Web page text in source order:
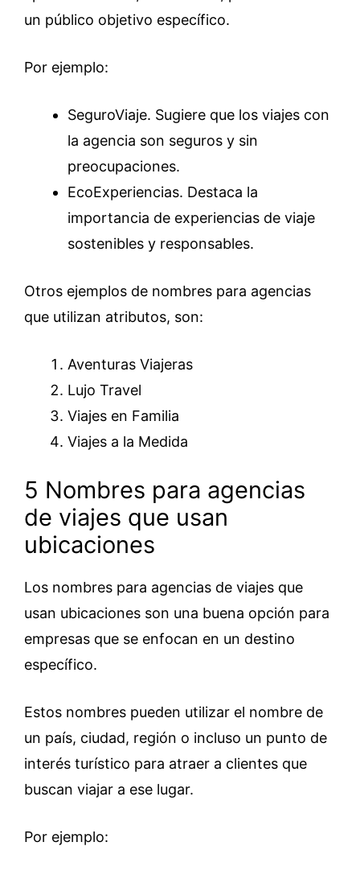
un público objetivo específico.
Por ejemplo:
SeguroViaje. Sugiere que los viajes con
la agencia son seguros y sin
preocupaciones.
EcoExperiencias. Destaca la
importancia de experiencias de viaje
sostenibles y responsables.
Otros ejemplos de nombres para agencias
que utilizan atributos, son:
Aventuras Viajeras
Lujo Travel
Viajes en Familia
Viajes a la Medida
5 Nombres para agencias
de viajes que usan
ubicaciones
Los nombres para agencias de viajes que
usan ubicaciones son una buena opción para
empresas que se enfocan en un destino
específico.
Estos nombres pueden utilizar el nombre de
un país, ciudad, región o incluso un punto de
interés turístico para atraer a clientes que
buscan viajar a ese lugar.
Por ejemplo: